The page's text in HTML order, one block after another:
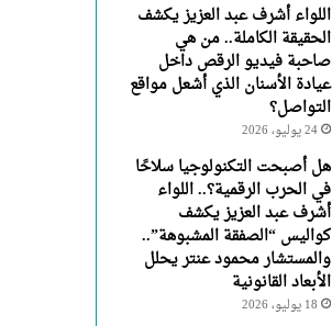
اللواء أشرف عبد العزيز يكشف
الحقيقة الكاملة.. من هي
صاحبة فيديو الرقص داخل
عيادة الأسنان الذي أشعل مواقع
التواصل؟
24 يوليو، 2026
هل أصبحت التكنولوجيا سلاحًا
في الحرب الرقمية؟.. اللواء
أشرف عبد العزيز يكشف
كواليس “الصفقة المشبوهة”..
والمستشار محمود عنتر يحلل
الأبعاد القانونية
18 يوليو، 2026